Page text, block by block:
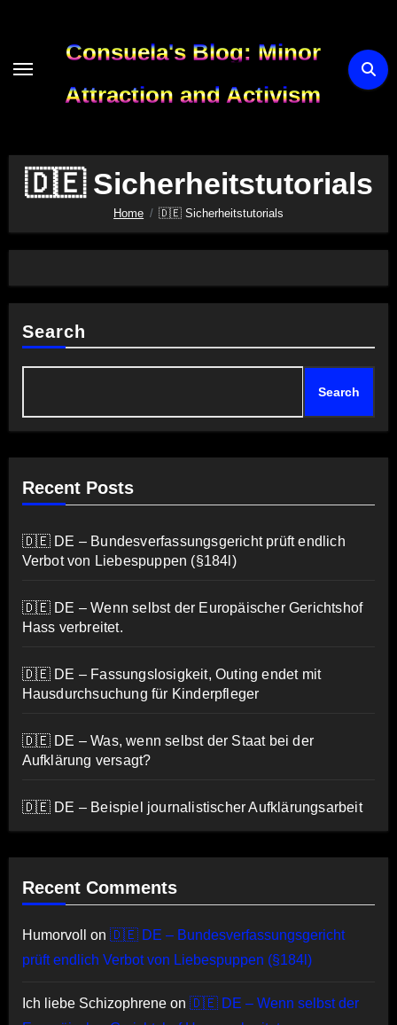
content
Consuela's Blog: Minor
Attraction and Activism
🇩🇪 Sicherheitstutorials
Home 🇩🇪 Sicherheitstutorials
Search
Search
Recent Posts
🇩🇪 DE – Bundesverfassungsgericht prüft endlich
Verbot von Liebespuppen (§184l)
🇩🇪 DE – Wenn selbst der Europäischer Gerichtshof
Hass verbreitet.
🇩🇪 DE – Fassungslosigkeit, Outing endet mit
Hausdurchsuchung für Kinderpfleger
🇩🇪 DE – Was, wenn selbst der Staat bei der
Aufklärung versagt?
🇩🇪 DE – Beispiel journalistischer Aufklärungsarbeit
Recent Comments
Humorvoll on 🇩🇪 DE – Bundesverfassungsgericht
prüft endlich Verbot von Liebespuppen (§184l)
Ich liebe Schizophreneon 🇩🇪 DE – Wenn selbst der